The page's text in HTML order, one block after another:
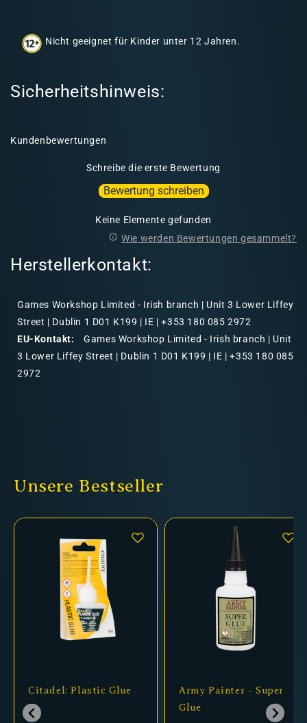
Nicht geeignet für Kinder unter 12 Jahren.
Sicherheitshinweis:
Kundenbewertungen
Schreibe die erste Bewertung
Bewertung schreiben
Keine Elemente gefunden
Wie werden Bewertungen gesammelt?
Herstellerkontakt:
Games Workshop Limited - Irish branch | Unit 3 Lower Liffey
Street | Dublin 1 D01 K199 | IE | +353 180 085 2972
EU-Kontakt:
Games Workshop Limited - Irish branch | Unit
3 Lower Liffey Street | Dublin 1 D01 K199 | IE | +353 180 085
2972
Unsere Bestseller
Citadel: Plastic Glue
Army Painter - Super
Glue